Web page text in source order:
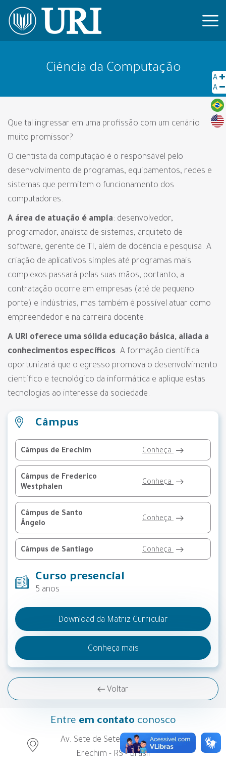
A
A
Ciência da Computação
Que tal ingressar em uma profissão com um cenário
muito promissor?
O cientista da computação é o responsável pelo
desenvolvimento de programas, equipamentos, redes e
sistemas que permitem o funcionamento dos
computadores.
A área de atuação é ampla: desenvolvedor,
programador, analista de sistemas, arquiteto de
software, gerente de TI, além de docência e pesquisa. A
criação de aplicativos simples até programas mais
complexos passará pelas suas mãos, portanto, a
contratação ocorre em empresas (até de pequeno
porte) e indústrias, mas também é possível atuar como
empreendedor e na carreira docente.
A URI oferece uma sólida educação básica, aliada a
conhecimentos específicos. A formação científica
oportunizará que o egresso promova o desenvolvimento
científico e tecnológico da informática e aplique estas
tecnologias ao interesse da sociedade.
Câmpus
Câmpus de Erechim Conheça
Câmpus de Frederico
Westphalen
Conheça
Câmpus de Santo
Ângelo
Conheça
Câmpus de Santiago Conheça
Curso presencial
5 anos
Download da Matriz Curricular
Conheça mais
Voltar
Entre em contato conosco
Av. Sete de Setembro, 1558 -
Erechim - RS - Brasil